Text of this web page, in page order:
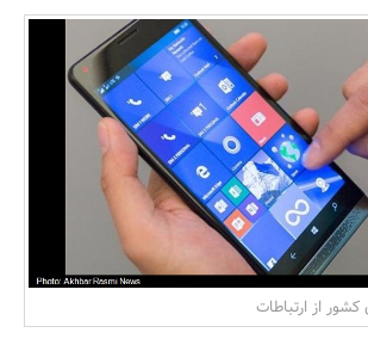
بانک، بیمه و سرمایه
مسکن و ساختمان